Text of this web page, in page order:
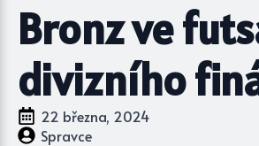
Bronz ve
divizního
22 března, 2024
Spravce